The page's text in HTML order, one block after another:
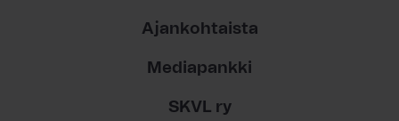
Ajankohtaista
Mediapankki
SKVL ry